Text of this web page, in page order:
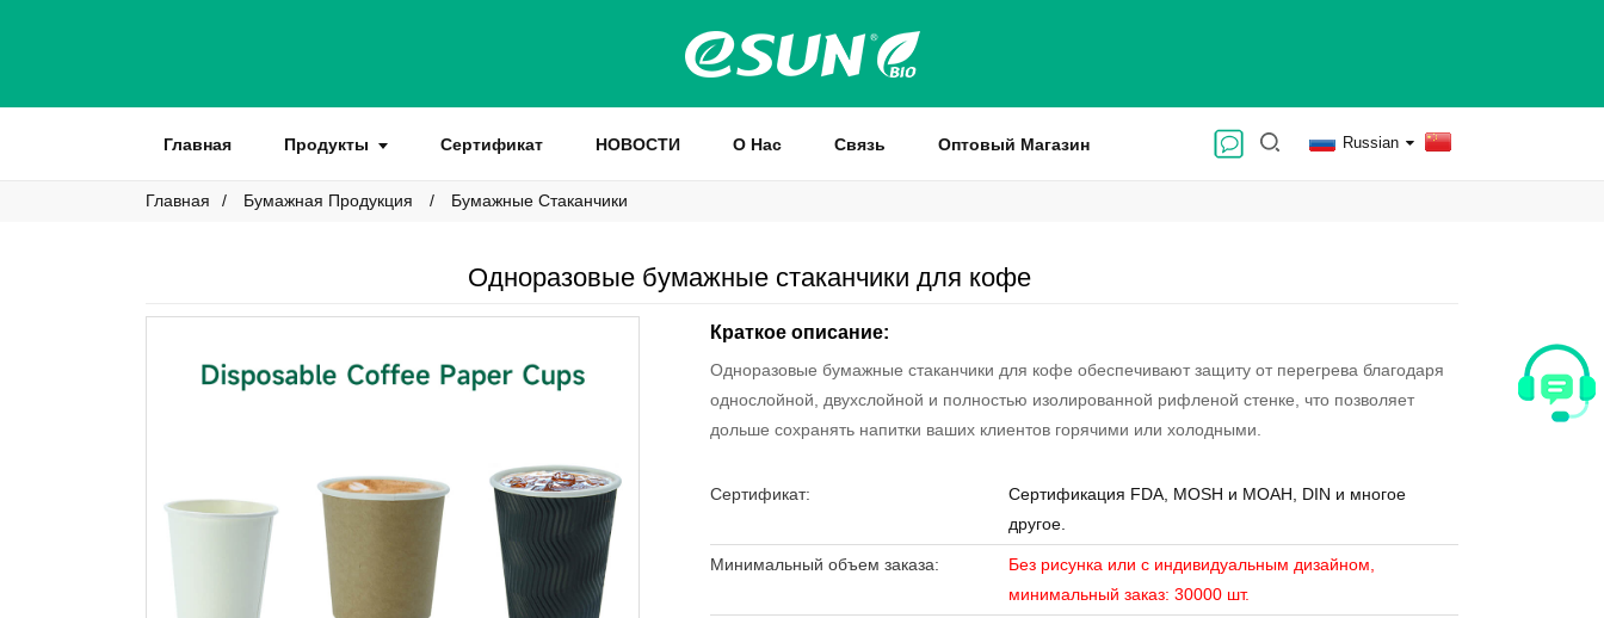
Главная Продукты Сертификат НОВОСТИ О Нас Связь Оптовый Магазин Russian
Главная Бумажная Продукция Бумажные Стаканчики
Одноразовые бумажные стаканчики для кофе
Краткое описание:
Одноразовые бумажные стаканчики для кофе обеспечивают защиту от перегрева благодаря
однослойной, двухслойной и полностью изолированной рифленой стенке, что позволяет
дольше сохранять напитки ваших клиентов горячими или холодными.
Сертификат:
Сертификация FDA, MOSH и MOAH, DIN и многое
другое.
Минимальный объем заказа:
Без рисунка или с индивидуальным дизайном,
минимальный заказ: 30000 шт.